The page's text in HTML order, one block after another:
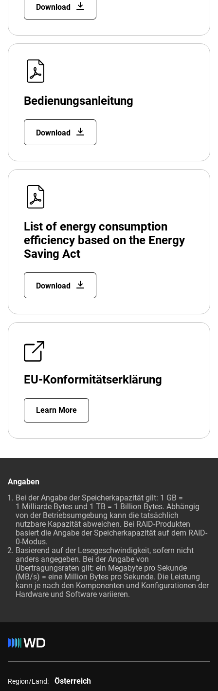
Download
Bedienungsanleitung
Download
List of energy consumption
efficiency based on the Energy
Saving Act
Download
EU-Konformitätserklärung
Learn More
Angaben
Bei der Angabe der Speicherkapazität gilt: 1 GB =
1 Milliarde Bytes und 1 TB = 1 Billion Bytes. Abhängig
von der Betriebsumgebung kann die tatsächlich
nutzbare Kapazität abweichen. Bei RAID-Produkten
basiert die Angabe der Speicherkapazität auf dem RAID-
0-Modus.
Basierend auf der Lesegeschwindigkeit, sofern nicht
anders angegeben. Bei der Angabe von
Übertragungsraten gilt: ein Megabyte pro Sekunde
(MB/s) = eine Million Bytes pro Sekunde. Die Leistung
kann je nach den Komponenten und Konfigurationen der
Hardware und Software variieren.
Region/Land: Österreich